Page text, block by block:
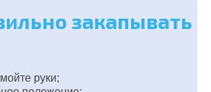
закапывать
руки;